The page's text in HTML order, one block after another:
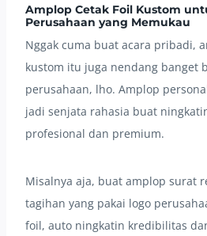
Amplop Cetak Foil Kustom
Perusahaan yang Memukau
Nggak cuma buat acara pribadi,
kustom itu juga nendang banget
perusahaan, lho. Amplop
jadi senjata rahasia buat
profesional dan premium.
Misalnya aja, buat amplop surat
tagihan yang pakai logo
foil, auto ningkatin kredibilitas